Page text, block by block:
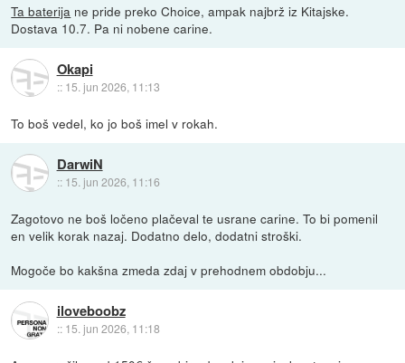
Ta baterija ne pride preko Choice, ampak najbrž iz Kitajske.
Dostava 10.7. Pa ni nobene carine.
Okapi
:: 15. jun 2026, 11:13
To boš vedel, ko jo boš imel v rokah.
DarwiN
:: 15. jun 2026, 11:16
Zagotovo ne boš ločeno plačeval te usrane carine. To bi pomenil
en velik korak nazaj. Dodatno delo, dodatni stroški.
Mogoče bo kakšna zmeda zdaj v prehodnem obdobju...
iloveboobz
:: 15. jun 2026, 11:18